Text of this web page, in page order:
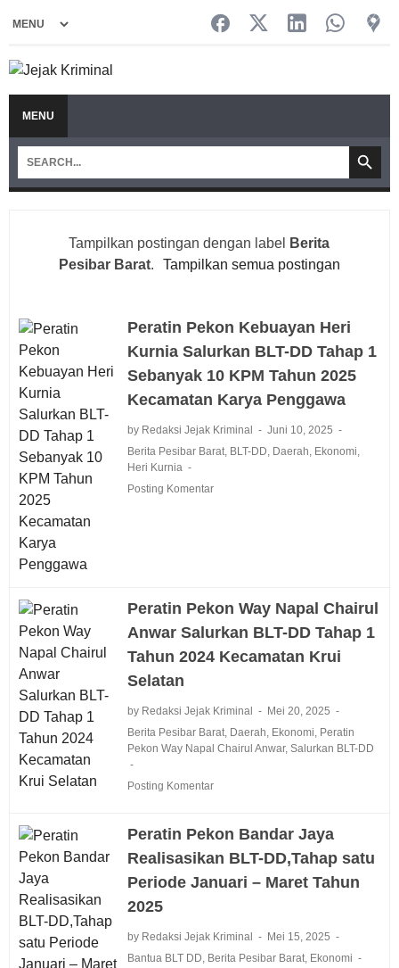
MENU
Tampilkan postingan dengan label
Berita
Pesibar Barat. Tampilkan semua postingan
Peratin Pekon Kebuayan Heri
Kurnia Salurkan BLT-DD Tahap 1
Sebanyak 10 KPM Tahun 2025
Kecamatan Karya Penggawa
by Redaksi Jejak Kriminal
Juni 10, 2025
Berita Pesibar Barat, BLT-DD Daerah Ekonomi
Heri Kurnia
Posting Komentar
Peratin Pekon Way Napal Chairul
Anwar Salurkan BLT-DD Tahap 1
Tahun 2024 Kecamatan Krui
Selatan
by Redaksi Jejak Kriminal
Mei 20, 2025
Berita Pesibar Barat, Daerah Ekonomi Peratin
Pekon Way Napal Chairul Anwar, Salurkan BLT-DD
Posting Komentar
Peratin Pekon Bandar Jaya
Realisasikan BLT-DD,Tahap satu
Periode Januari – Maret Tahun
2025
by Redaksi Jejak Kriminal
Mei 15, 2025
Bantua BLT DD Berita Pesibar Barat, Ekonomi